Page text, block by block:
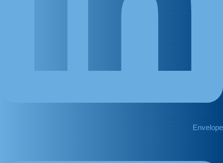
Envelope